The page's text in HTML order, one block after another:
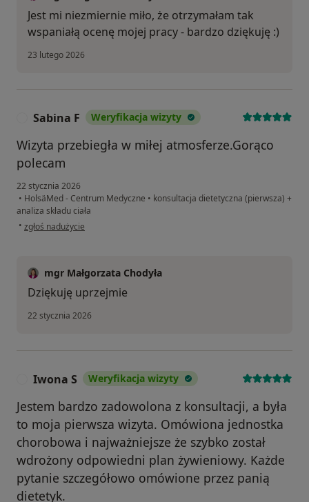
Jest mi niezmiernie miło, że otrzymałam tak
wspaniałą ocenę mojej pracy - bardzo dziękuję :)
23 lutego 2026
Sabina F Weryfikacja wizyty
Wizyta przebiegła w miłej atmosferze.Gorąco
polecam
22 stycznia 2026
• HolsäMed - Centrum Medyczne • konsultacja dietetyczna (pierwsza) +
analiza składu ciała
• w opinii użytkownika Sabina F
zgłoś nadużycie
mgr Małgorzata Chodyła
Dziękuję uprzejmie
22 stycznia 2026
Iwona S Weryfikacja wizyty
Jestem bardzo zadowolona z konsultacji, a była
to moja pierwsza wizyta. Omówiona jednostka
chorobowa i najważniejsze że szybko został
wdrożony odpowiedni plan żywieniowy. Każde
pytanie szczegółowo omówione przez panią
dietetyk.